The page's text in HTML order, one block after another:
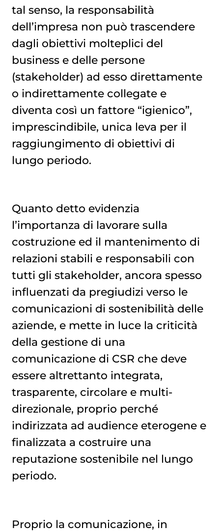
tal senso, la responsabilità
dell’impresa non può trascendere
dagli obiettivi molteplici del
business e delle persone
(stakeholder) ad esso direttamente
o indirettamente collegate e
diventa così un fattore “igienico”,
imprescindibile, unica leva per il
raggiungimento di obiettivi di
lungo periodo.
Quanto detto evidenzia
l’importanza di lavorare sulla
costruzione ed il mantenimento di
relazioni stabili e responsabili con
tutti gli stakeholder, ancora spesso
influenzati da pregiudizi verso le
comunicazioni di sostenibilità delle
aziende, e mette in luce la criticità
della gestione di una
comunicazione di CSR che deve
essere altrettanto integrata,
trasparente, circolare e multi-
direzionale, proprio perché
indirizzata ad audience eterogene e
finalizzata a costruire una
reputazione sostenibile nel lungo
periodo.
Proprio la comunicazione, in